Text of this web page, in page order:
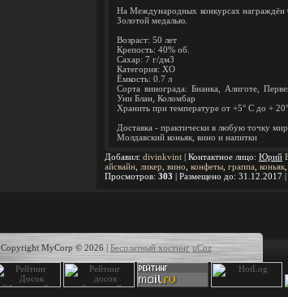
На Международных конкурсах награждён
Золотой медалью.
Возраст: 50 лет
Крепость: 40% об.
Сахар: 7 г/дм3
Категория: XO
Ёмкость: 0.7 л
Сорта винограда: Бианка, Алиготе,
Уни Блан, Коломбар
Хранить при температуре от +5° С до +
Доставка - практически в любую точку
Молдавский коньяк, вино и напитки
Добавил: divinkvint | Контактное лицо: Юрий
айсвайн ликер вино конфеты граппа коньяк
Просмотров: 303 | Размещено до: 31.12.2017 |
Copyright MyCorp © 2026 | Бесплатный хостинг uCoz